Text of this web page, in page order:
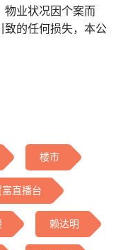
物业状况因个案而
致的任何损失，本公
楼市
富直播台
赖达明